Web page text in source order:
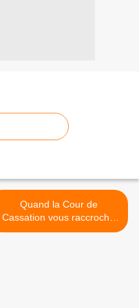
Quand la Cour de
Cassation vous raccroche
au nez........ >